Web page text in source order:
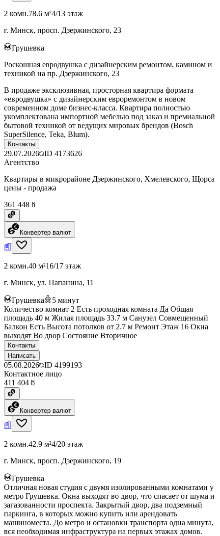
2 комн.78.6 м²4/13 этаж
г. Минск, просп. Дзержинского, 23
Грушевка
Роскошная евродвушка с дизайнерским ремонтом, камином и
техникой на пр. Дзержинского, 23
В продаже эксклюзивная, просторная квартира формата
«евродвушка» с дизайнерским евроремонтом в новом
современном доме бизнес-класса. Квартира полностью
укомплектована импортной мебелью под заказ и премиальной
бытовой техникой от ведущих мировых брендов (Bosch
SuperSilence, Teka, Blum).
Контакты
29.07.2026 ID 4173626
Агентство
Квартиры в микрорайоне Дзержинского, Хмелевского, Щорса
цены - продажа
361 448 ƃ
Конвертер валют
2 комн.40 м²16/17 этаж
г. Минск, ул. Папанина, 11
Грушевка 5 минут
Количество комнат 2 Есть проходная комната Да Общая
площадь 40 м Жилая площадь 33.7 м Санузел Совмещенный
Балкон Есть Высота потолков от 2.7 м Ремонт Этаж 16 Окна
выходят Во двор Состояние Вторичное
Контакты
Написать
05.08.2026 ID 4199193
Контактное лицо
411 404 ƃ
Конвертер валют
2 комн.42.9 м²4/20 этаж
г. Минск, просп. Дзержинского, 19
Грушевка
Отличная новая студия с двумя изолированными комнатами у
метро Грушевка. Окна выходят во двор, что спасает от шума и
загазованности проспекта. Закрытый двор, два подземный
паркинга, в которых можно купить или арендовать
машиноместа. До метро и остановки транспорта одна минута,
вся необходимая инфраструктура на первых этажах домов.